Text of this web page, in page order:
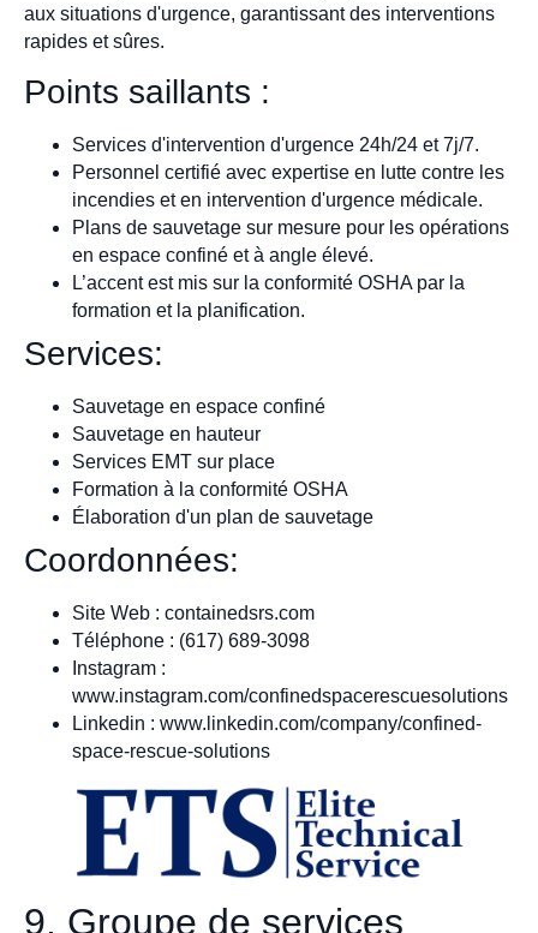
aux situations d'urgence, garantissant des interventions
rapides et sûres.
Points saillants :
Services d'intervention d'urgence 24h/24 et 7j/7.
Personnel certifié avec expertise en lutte contre les
incendies et en intervention d'urgence médicale.
Plans de sauvetage sur mesure pour les opérations
en espace confiné et à angle élevé.
L’accent est mis sur la conformité OSHA par la
formation et la planification.
Services:
Sauvetage en espace confiné
Sauvetage en hauteur
Services EMT sur place
Formation à la conformité OSHA
Élaboration d'un plan de sauvetage
Coordonnées:
Site Web : containedsrs.com
Téléphone : (617) 689-3098
Instagram :
www.instagram.com/confinedspacerescuesolutions
Linkedin : www.linkedin.com/company/confined-
space-rescue-solutions
9. Groupe de services